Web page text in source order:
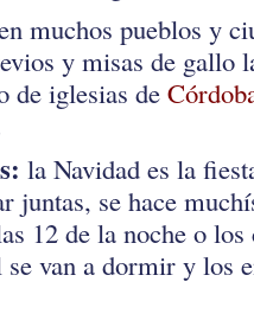
muchos pueblos y
y misas de gallo
de iglesias de
la Navidad es la
juntas, se hace
12 de la noche o
se van a dormir y los